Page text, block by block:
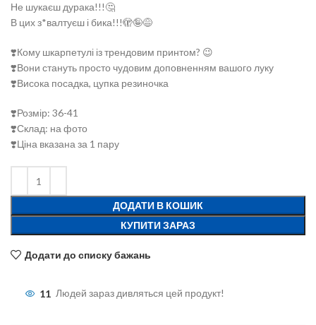
Не шукаєш дурака!!!🤔
В цих з*валтуєш і бика!!!🫣🤪😅
❣️Кому шкарпетулі із трендовим принтом? 😉
❣️Вони стануть просто чудовим доповненням вашого луку
❣️Висока посадка, цупка резиночка
❣️Розмір: 36-41
❣️Склад: на фото
❣️Ціна вказана за 1 пару
ДОДАТИ В КОШИК
КУПИТИ ЗАРАЗ
Додати до списку бажань
11 Людей зараз дивляться цей продукт!